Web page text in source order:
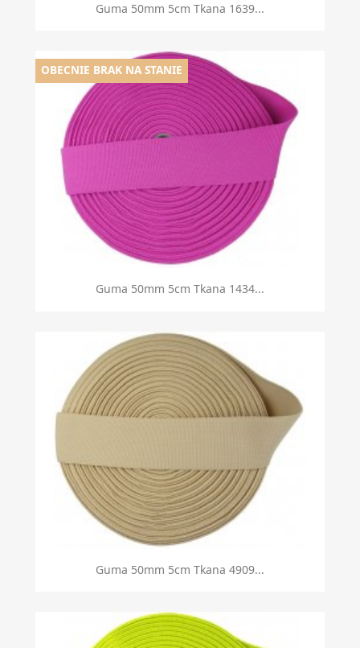
Guma 50mm 5cm Tkana 1639...
Guma 50mm 5cm Tkana 1434...
OBECNIE BRAK NA STANIE
Guma 50mm 5cm Tkana 4909...